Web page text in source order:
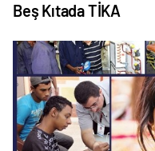
Beş Kıtada TİKA